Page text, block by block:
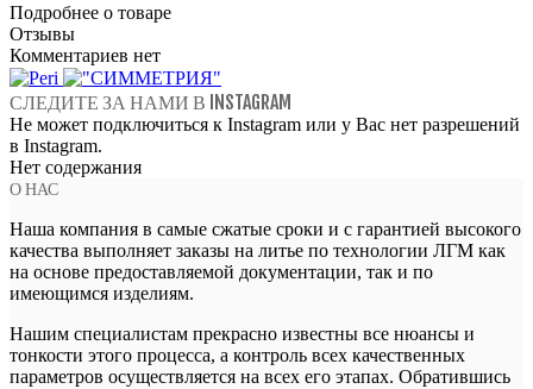
Подробнее о товаре
Отзывы
Комментариев нет
СЛЕДИТЕ ЗА НАМИ В INSTAGRAM
Не может подключиться к Instagram или у Вас нет разрешений
в Instagram.
Нет содержания
О НАС
Наша компания в самые сжатые сроки и с гарантией высокого
качества выполняет заказы на литье по технологии ЛГМ как
на основе предоставляемой документации, так и по
имеющимся изделиям.
Нашим специалистам прекрасно известны все нюансы и
тонкости этого процесса, а контроль всех качественных
параметров осуществляется на всех его этапах. Обратившись